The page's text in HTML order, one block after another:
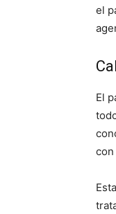
el
El
con